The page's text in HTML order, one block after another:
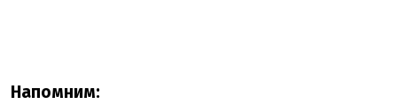
Напомним: